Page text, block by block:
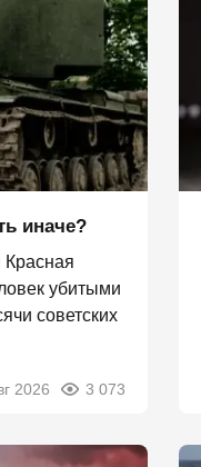
иначе?
Красная
убитыми
советских
2026 3 073